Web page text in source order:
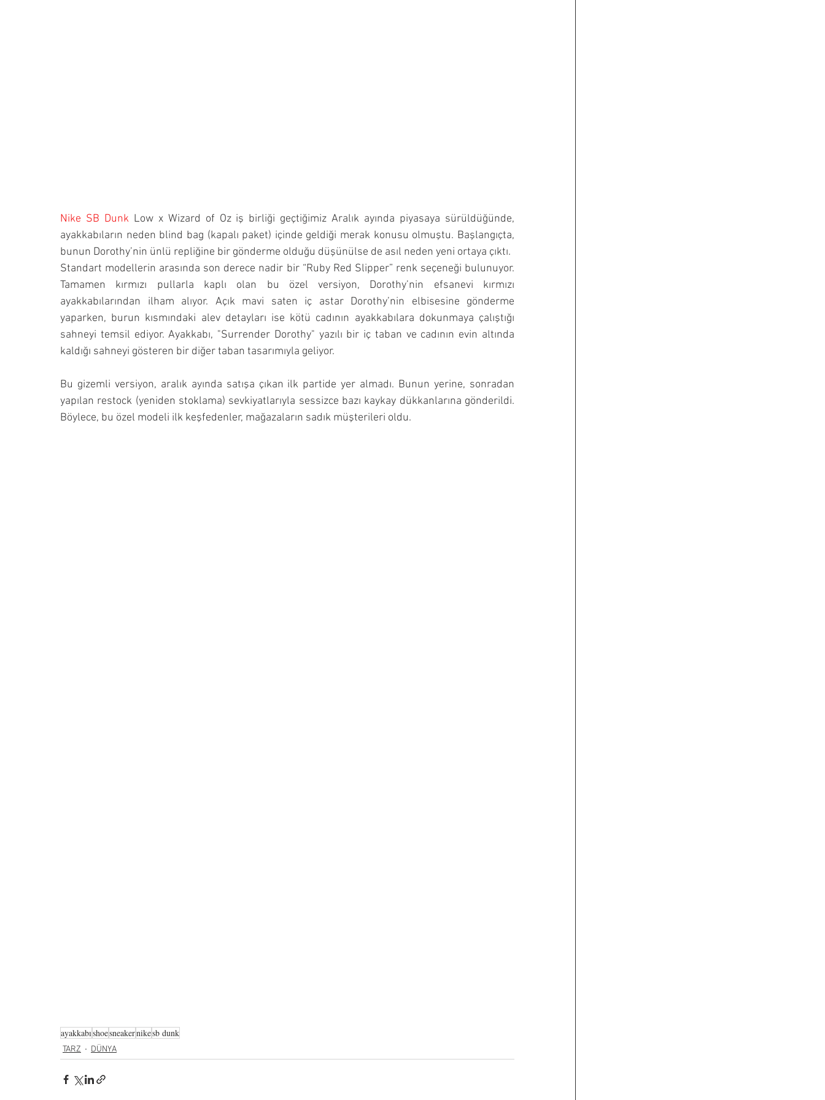
Nike SB Dunk Low x Wizard of Oz iş birliği geçtiğimiz Aralık ayında piyasaya sürüldüğünde,
ayakkabıların neden blind bag (kapalı paket) içinde geldiği merak konusu olmuştu. Başlangıçta,
bunun Dorothy’nin ünlü repliğine bir gönderme olduğu düşünülse de asıl neden yeni ortaya çıktı.
Standart modellerin arasında son derece nadir bir “Ruby Red Slipper” renk seçeneği bulunuyor.
Tamamen kırmızı pullarla kaplı olan bu özel versiyon, Dorothy’nin efsanevi kırmızı
ayakkabılarından ilham alıyor. Açık mavi saten iç astar Dorothy’nin elbisesine gönderme
yaparken, burun kısmındaki alev detayları ise kötü cadının ayakkabılara dokunmaya çalıştığı
sahneyi temsil ediyor. Ayakkabı, "Surrender Dorothy" yazılı bir iç taban ve cadının evin altında
kaldığı sahneyi gösteren bir diğer taban tasarımıyla geliyor.
Bu gizemli versiyon, aralık ayında satışa çıkan ilk partide yer almadı. Bunun yerine, sonradan
yapılan restock (yeniden stoklama) sevkiyatlarıyla sessizce bazı kaykay dükkanlarına gönderildi.
Böylece, bu özel modeli ilk keşfedenler, mağazaların sadık müşterileri oldu.
ayakkabıshoesneakernikesb dunk
TARZ DÜNYA